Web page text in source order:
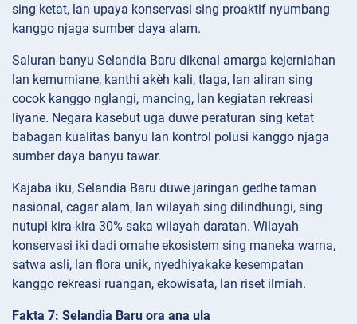
sing ketat, lan upaya konservasi sing proaktif nyumbang
kanggo njaga sumber daya alam.
Saluran banyu Selandia Baru dikenal amarga kejerniahan
lan kemurniane, kanthi akèh kali, tlaga, lan aliran sing
cocok kanggo nglangi, mancing, lan kegiatan rekreasi
liyane. Negara kasebut uga duwe peraturan sing ketat
babagan kualitas banyu lan kontrol polusi kanggo njaga
sumber daya banyu tawar.
Kajaba iku, Selandia Baru duwe jaringan gedhe taman
nasional, cagar alam, lan wilayah sing dilindhungi, sing
nutupi kira-kira 30% saka wilayah daratan. Wilayah
konservasi iki dadi omahe ekosistem sing maneka warna,
satwa asli, lan flora unik, nyedhiyakake kesempatan
kanggo rekreasi ruangan, ekowisata, lan riset ilmiah.
Fakta 7: Selandia Baru ora ana ula